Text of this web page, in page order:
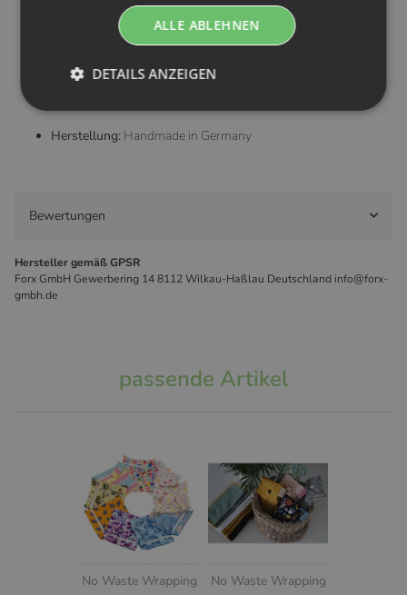
ca. 20 x 20 cm
Herstellung: Handmade in Germany
Bewertungen
Hersteller gemäß GPSR
Forx GmbH Gewerbering 14 8112 Wilkau-Haßlau Deutschland info@forx-
gmbh.de
passende Artikel
No Waste Wrapping No Waste Wrapping
ALLE ABLEHNEN
DETAILS ANZEIGEN